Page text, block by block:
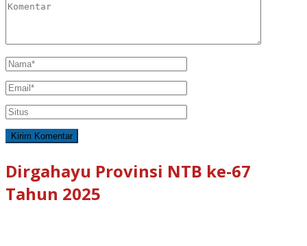
Dirgahayu Provinsi NTB ke-67
Tahun 2025